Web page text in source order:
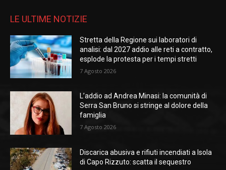
LE ULTIME NOTIZIE
Stretta della Regione sui laboratori di
analisi: dal 2027 addio alle reti a contratto,
esplode la protesta per i tempi stretti
7 Agosto 2026
L’addio ad Andrea Minasi: la comunità di
Serra San Bruno si stringe al dolore della
famiglia
7 Agosto 2026
Discarica abusiva e rifiuti incendiati a Isola
di Capo Rizzuto: scatta il sequestro